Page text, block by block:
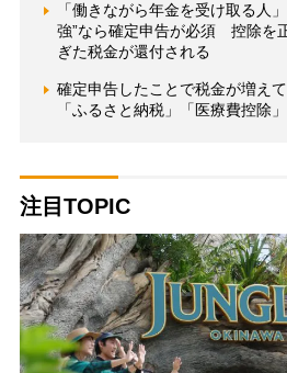
「働きながら年金を受け取る人
強”なら確定申告が必須 控除を
ぎた税金が還付される
確定申告したことで税金が増え
「ふるさと納税」「医療費控除
注目TOPIC